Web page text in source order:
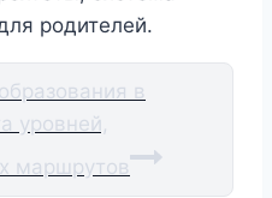
родителей.
в
уровней,
маршрутов